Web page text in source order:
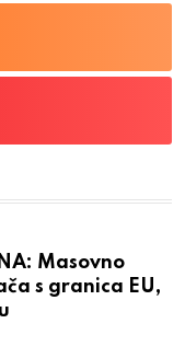
Masovno
s granica EU,